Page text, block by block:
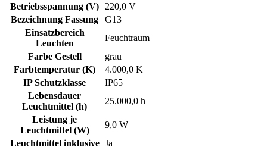
Betriebsspannung (V)
220,0 V
Bezeichnung Fassung
G13
Einsatzbereich
Leuchten
Feuchtraum
Farbe Gestell
grau
Farbtemperatur (K)
4.000,0 K
IP Schutzklasse
IP65
Lebensdauer
Leuchtmittel (h)
25.000,0 h
Leistung je
Leuchtmittel (W)
9,0 W
Leuchtmittel inklusive Ja